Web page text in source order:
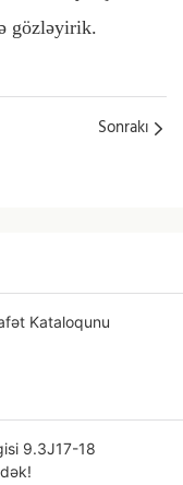
gözləyirik.
Sonrakı
Kataloqunu
9.3J17-18